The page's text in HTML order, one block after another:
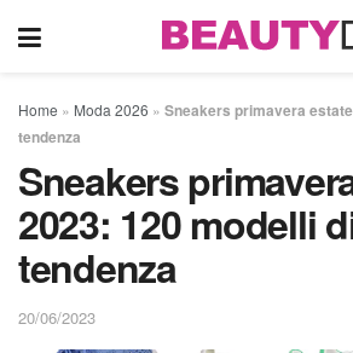
Home » Moda 2026 » Sneakers primavera
tendenza
Sneakers
2023: 120 modelli
tendenza
20/06/2023